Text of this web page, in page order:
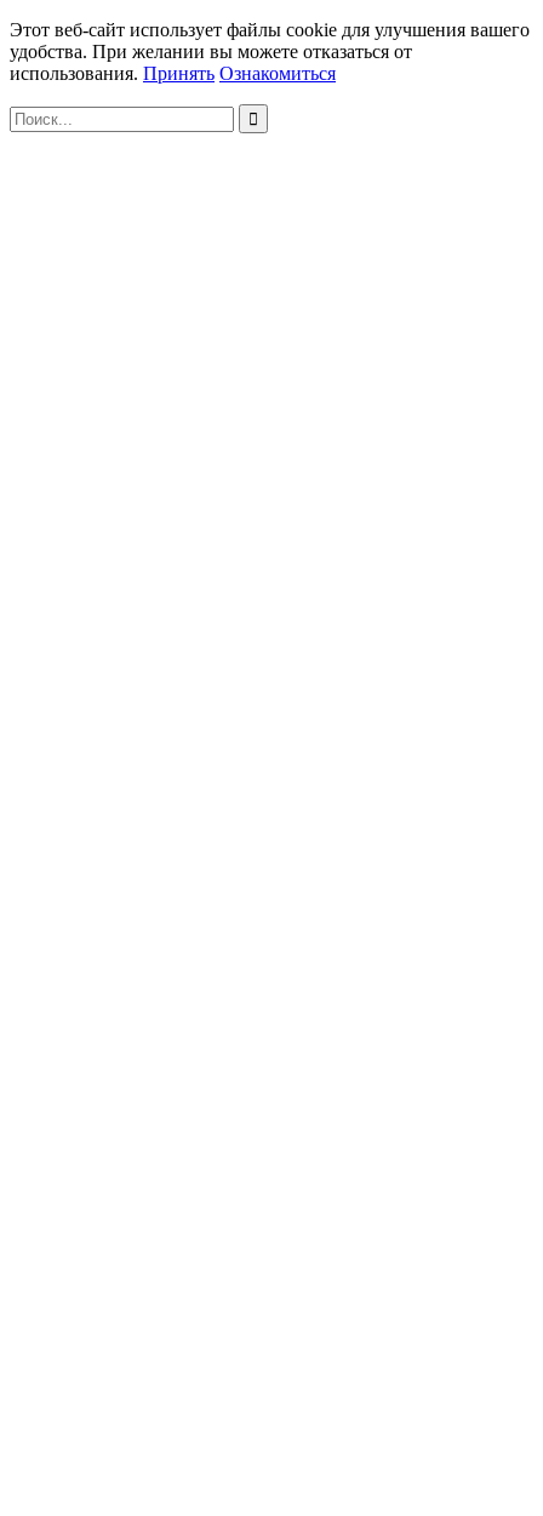
Этот веб-сайт использует файлы cookie для улучшения вашего
удобства. При желании вы можете отказаться от
использования. Принять Ознакомиться